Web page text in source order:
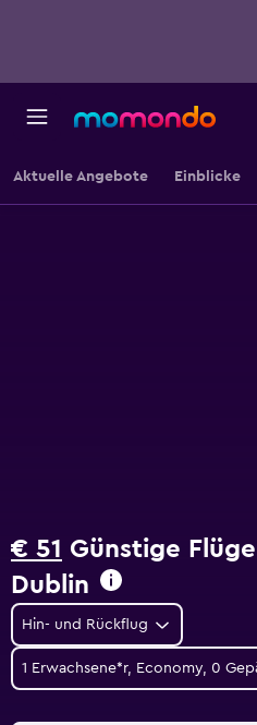
Aktuelle Angebote Einblicke
€ 51 Günstige
Dublin
Hin- und Rückflug
1 Erwachsene*r, Economy, 0